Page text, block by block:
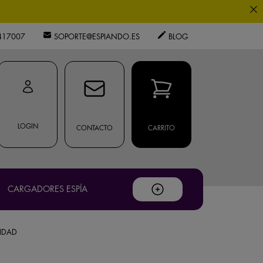
SOPORTE@ESPIANDO.ES BLOG
LOGIN CONTACTO CARRITO
CARGADORES ESPÍA